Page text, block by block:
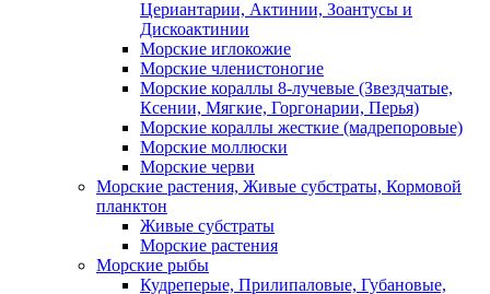
Цериантарии, Актинии, Зоантусы и
Дискоактинии
Морские иглокожие
Морские членистоногие
Морские кораллы 8-лучевые (Звездчатые,
Ксении, Мягкие, Горгонарии, Перья)
Морские кораллы жесткие (мадрепоровые)
Морские моллюски
Морские черви
Морские растения, Живые субстраты, Кормовой
планктон
Живые субстраты
Морские растения
Морские рыбы
Кудреперые, Прилипаловые, Губановые,